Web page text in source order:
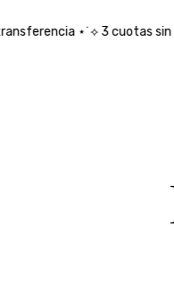
Envío gratis desde